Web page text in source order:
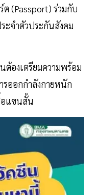
(Passport) ร่วมกับ
ะจำตัวประกันสังคม
ต้องเตรียมความพร้อม
ออกกำลังกายหนัก
อแขนสั้น